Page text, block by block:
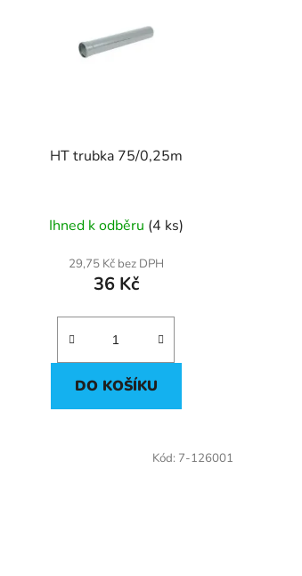
HT trubka 75/0,25m
Ihned k odběru (4 ks)
29,75 Kč bez DPH
36 Kč
DO KOŠÍKU
Kód: 7-126001